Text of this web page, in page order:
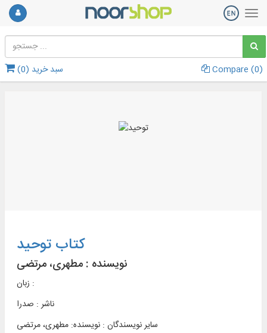
سبد خرید (0
) Compare (0)
کتاب توحید
نویسنده : مطهری، مرتضی
زبان :
ناشر : صدرا
سایر نویسندگان : نویسنده: مطهری، مرتضی